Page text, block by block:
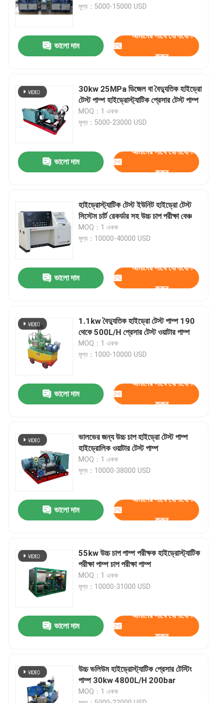
আমাদের সম্বন্ধে
কারখানা পরিদর্শন
আমাদের সাথে যোগাযোগ
বৈদ্যুতিক হাইড্রো টেস্ট পাম্প
শিল্প উচ্চ চাপ ওয়াশার
শিল্প উচ্চ চাপ ক্লিনার
মূল্য：5000-15000 USD
ভালো দাম
আমাদের সাথে যোগাযোগ
করুন
30kw 25MPa ডিজেল বা বৈদ্যুতিক হাইড্রো
টেস্ট পাম্প হাইড্রোস্ট্যাটিক প্রেসার টেস্ট পাম্প
MOQ：1 একক
মূল্য：5000-23000 USD
ভালো দাম
আমাদের সাথে যোগাযোগ
করুন
হাইড্রোস্ট্যাটিক টেস্ট ইউনিট হাইড্রো টেস্ট
সিস্টেম চার্ট রেকর্ডার সহ উচ্চ চাপ পরীক্ষা বেঞ্চ
MOQ：1 একক
মূল্য：10000-40000 USD
ভালো দাম
আমাদের সাথে যোগাযোগ
করুন
1.1kw বৈদ্যুতিক হাইড্রো টেস্ট পাম্প 190
থেকে 500L/H প্রেসার টেস্ট ওয়াটার পাম্প
MOQ：1 একক
মূল্য：1000-10000 USD
ভালো দাম
আমাদের সাথে যোগাযোগ
করুন
ভালভের জন্য উচ্চ চাপ হাইড্রো টেস্ট পাম্প
হাইড্রোলিক ওয়াটার টেস্ট পাম্প
MOQ：1 একক
মূল্য：10000-38000 USD
ভালো দাম
আমাদের সাথে যোগাযোগ
করুন
55kw উচ্চ চাপ পাম্প পরীক্ষক হাইড্রোস্ট্যাটিক
পরীক্ষা পাম্প চাপ পরীক্ষা পাম্প
MOQ：1 একক
মূল্য：10000-31000 USD
ভালো দাম
আমাদের সাথে যোগাযোগ
করুন
উচ্চ ভলিউম হাইড্রোস্ট্যাটিক প্রেসার টেস্টিং
পাম্প 30kw 4800L/H 200bar
MOQ：1 একক